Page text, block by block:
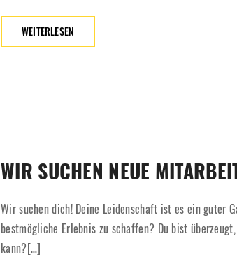
WEITERLESEN
WIR SUCHEN NEUE
Wir suchen dich! Deine Leidenschaft ist es ein guter
bestmögliche Erlebnis zu schaffen? Du bist
kann?[…]